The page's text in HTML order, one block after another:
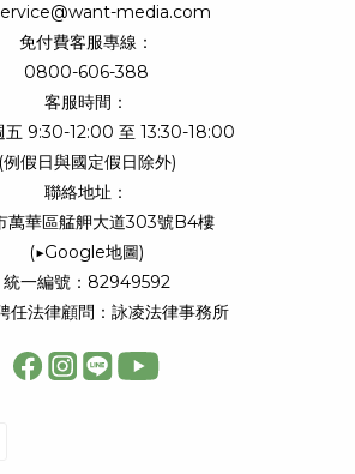
media.com
免付費客服專線：
0800-606-388
客服時間：
五 9:30-12:00 至 13:30-18:00
(例假日與國定假日除外)
聯絡地址：
萬華區艋舺大道303號B4樓
(▶Google地圖)
統一編號：82949592
任法律顧問：詠凌法律事務所